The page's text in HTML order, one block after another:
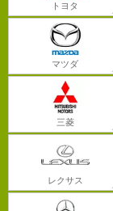
トヨタ
マツダ
三菱
レクサス